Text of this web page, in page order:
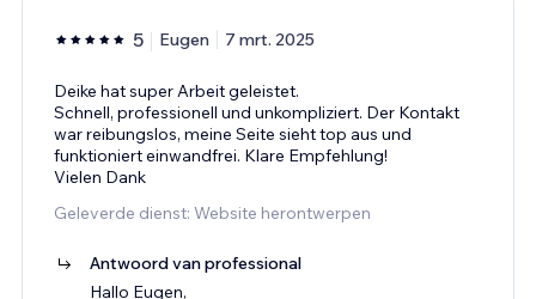
5 Eugen 7 mrt. 2025
Deike hat super Arbeit geleistet.
Schnell, professionell und unkompliziert. Der Kontakt
war reibungslos, meine Seite sieht top aus und
funktioniert einwandfrei. Klare Empfehlung!
Vielen Dank
Geleverde dienst: Website herontwerpen
Antwoord van professional
Hallo Eugen,